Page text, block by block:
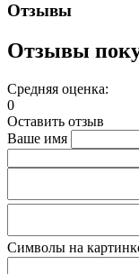
Отзывы
Отзывы
Средняя оценка:
0
Оставить отзыв
Ваше имя
Символы на